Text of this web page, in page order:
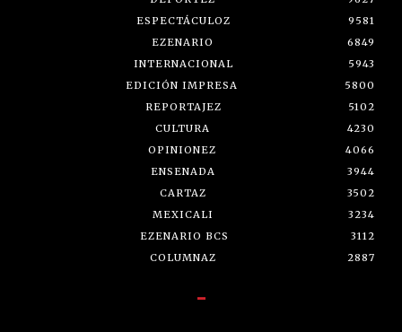
ESPECTÁCULOZ
9581
EZENARIO
6849
INTERNACIONAL
5943
EDICIÓN IMPRESA
5800
REPORTAJEZ
5102
CULTURA
4230
OPINIONEZ
4066
ENSENADA
3944
CARTAZ
3502
MEXICALI
3234
EZENARIO BCS
3112
COLUMNAZ
2887
-